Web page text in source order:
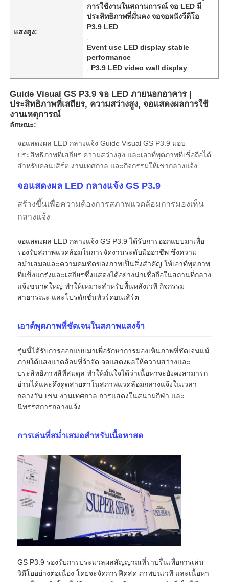
บ้าน
วิดีโอ
รายการ VR
การควบคุมคุณภาพ
ติดต่อเรา
ข่าว
กรณี
แสงสูง:
การใช้งานในสถานการณ์ จอ LED มี
ประสิทธิภาพที่มั่นคง จอจอผนังวีดีโอ
P3.9 LED
Event use LED display stable
performance
P3.9 LED video wall display
Guide Visual GS P3.9 จอ LED ภายนอกอาคาร |
ประสิทธิภาพที่เสถียร, ความสว่างสูง, จอแสดงผลการใช้
งานเหตุการณ์
ลักษณะ:
จอแสดงผล LED กลางแจ้ง Guide Visual GS P3.9 มอบ
ประสิทธิภาพที่เสถียร ความสว่างสูง และเอาท์พุตภาพที่เชื่อถือได้
สำหรับคอนเสิร์ต งานเทศกาล และกิจกรรมให้เช่ากลางแจ้ง
จอแสดงผล LED กลางแจ้ง GS P3.9
สร้างขึ้นเพื่อความต้องการสภาพแวดล้อมการมองเห็น
กลางแจ้ง
จอแสดงผล LED กลางแจ้ง GS P3.9 ได้รับการออกแบบมาเพื่อ
รองรับสภาพแวดล้อมในการจัดงานระดับมืออาชีพ ซึ่งความ
สม่ำเสมอและความคมชัดของภาพเป็นสิ่งสำคัญ ให้เอาท์พุตภาพ
ที่แข็งแกร่งและเสถียรซึ่งแสดงได้อย่างน่าเชื่อถือในสถานที่กลาง
แจ้งขนาดใหญ่ ทำให้เหมาะสำหรับพื้นหลังเวที กิจกรรม
สาธารณะ และโปรดักชั่นทัวร์คอนเสิร์ต
เอาต์พุตภาพที่ชัดเจนในสภาพแสงจ้า
รุ่นนี้ได้รับการออกแบบมาเพื่อรักษาการมองเห็นภาพที่ชัดเจนแม้
ภายใต้แสงแวดล้อมที่จ้าจัด จอแสดงผลให้ความสว่างและ
ประสิทธิภาพสีที่สมดุล ทำให้มั่นใจได้ว่าเนื้อหาจะยังคงสามารถ
อ่านได้และดึงดูดสายตาในสภาพแวดล้อมกลางแจ้งในเวลา
กลางวัน เช่น งานเทศกาล การแสดงในสนามกีฬา และ
นิทรรศการกลางแจ้ง
การเล่นที่สม่ำเสมอสำหรับเนื้อหาสด
GS P3.9 รองรับการประมวลผลสัญญาณที่ราบรื่นเพื่อการเล่น
วิดีโออย่างต่อเนื่อง โดยจะจัดการฟีดสด ภาพบนเวที และเนื้อหา